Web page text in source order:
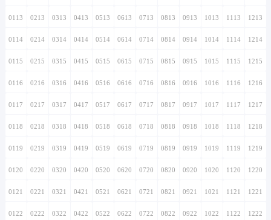
0113 0213 0313 0413 0513 0613 0713 0813 0913 1013 1113 1213
0114 0214 0314 0414 0514 0614 0714 0814 0914 1014 1114 1214
0115 0215 0315 0415 0515 0615 0715 0815 0915 1015 1115 1215
0116 0216 0316 0416 0516 0616 0716 0816 0916 1016 1116 1216
0117 0217 0317 0417 0517 0617 0717 0817 0917 1017 1117 1217
0118 0218 0318 0418 0518 0618 0718 0818 0918 1018 1118 1218
0119 0219 0319 0419 0519 0619 0719 0819 0919 1019 1119 1219
0120 0220 0320 0420 0520 0620 0720 0820 0920 1020 1120 1220
0121 0221 0321 0421 0521 0621 0721 0821 0921 1021 1121 1221
0122 0222 0322 0422 0522 0622 0722 0822 0922 1022 1122 1222